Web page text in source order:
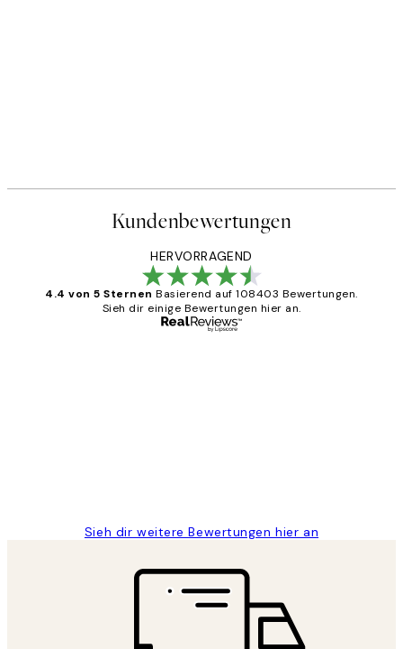
Kundenbewertungen
HERVORRAGEND
4.4 von 5 Sternen Basierend auf 108403 Bewertungen.
Sieh dir einige Bewertungen hier an.
Sieh dir weitere Bewertungen hier an